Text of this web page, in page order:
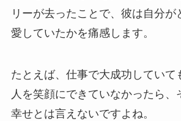
リーが去ったことで、彼は自分が
愛していたかを痛感します。
たとえば、仕事で大成功していて
人を笑顔にできていなかったら、
幸せとは言えないですよね。